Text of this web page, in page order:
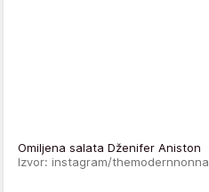
Omiljena salata Dženifer Aniston
Izvor: instagram/themodernnonna